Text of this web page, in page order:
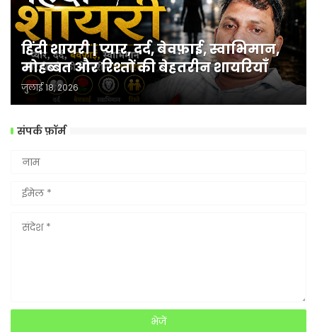
हिंदी शायरी | प्यार, दर्द, बेवफ़ाई, स्वाभिमान,
मोहब्बत और रिश्तों की बेहतरीन शायरियाँ
जुलाई 18, 2026
संपर्क फ़ॉर्म